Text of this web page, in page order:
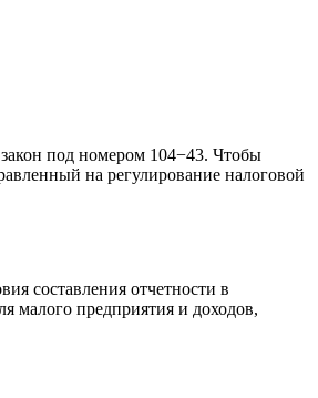
под номером 104−43. Чтобы
на регулирование налоговой
составления отчетности в
малого предприятия и доходов,